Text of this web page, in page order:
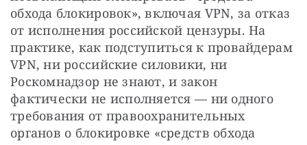
обхода блокировок», включая VPN, за отказ
от исполнения российской цензуры. На
практике, как подступиться к провайдерам
VPN, ни российские силовики, ни
Роскомнадзор не знают, и закон
фактически не исполняется — ни одного
требования от правоохранительных
органов о блокировке «средств обхода